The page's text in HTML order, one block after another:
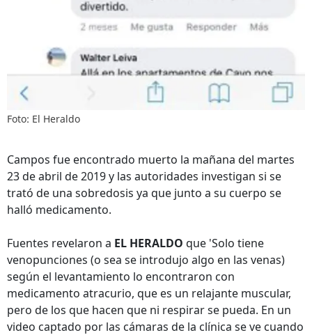
Foto: El Heraldo
Campos fue encontrado muerto la mañana del martes
23 de abril de 2019 y las autoridades investigan si se
trató de una sobredosis ya que junto a su cuerpo se
halló medicamento.
Fuentes revelaron a EL HERALDO que 'Solo tiene
venopunciones (o sea se introdujo algo en las venas)
según el levantamiento lo encontraron con
medicamento atracurio, que es un relajante muscular,
pero de los que hacen que ni respirar se pueda. En un
video captado por las cámaras de la clínica se ve cuando